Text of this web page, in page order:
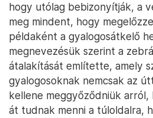
hogy utólag bebizonyítják, a
meg mindent, hogy
példaként a gyalogosátkelő
megnevezésük szerint a
átalakítását említette, amely
gyalogosoknak nemcsak az
kellene meggyőződniük arról,
át tudnak menni a túloldalra,